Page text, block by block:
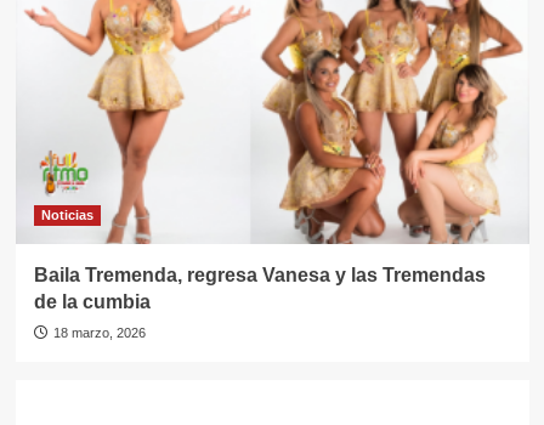
Noticias
Baila Tremenda, regresa Vanesa y las Tremendas
de la cumbia
18 marzo, 2026